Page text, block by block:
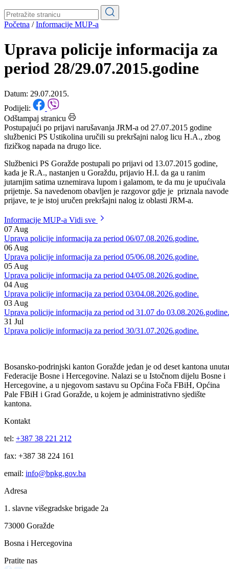
Pale-Prača
Kontakt
Početna/Informacije MUP-a
Uprava policije informacija za
period 28/29.07.2015.godine
Datum: 29.07.2015.
Podijeli:
Odštampaj stranicu
službenici PS Ustikolina uručili su prekršajni nalog licu H.A., zbog
fizičkog napada na drugo lice.
Službenici PS Goražde postupali po prijavi od 13.07.2015 godine,
kada je R.A., nastanjen u Goraždu, prijavio H.I. da ga u ranim
prijetnje. Sa navedenom obavljen je razgovor gdje je priznala navode
prijave, te je istoj uručen prekršajni nalog iz oblasti JRM-a.
Informacije MUP-a
07Aug
Uprava policije informacija za period 06/07.08.2026.godine.
06Aug
Uprava policije informacija za period 05/06.08.2026.godine.
05Aug
Uprava policije informacija za period 04/05.08.2026.godine.
04Aug
Uprava policije informacija za period 03/04.08.2026.godine.
03Aug